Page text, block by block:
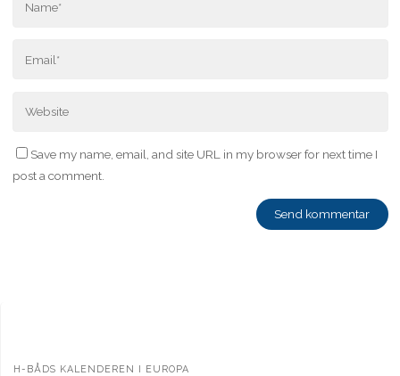
Save my name, email, and site URL in my browser for next time I
post a comment.
H-BÅDS KALENDEREN I EUROPA